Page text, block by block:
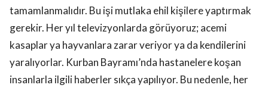
tamamlanmalıdır. Bu işi mutlaka ehil kişilere yaptırmak
gerekir. Her yıl televizyonlarda görüyoruz; acemi
kasaplar ya hayvanlara zarar veriyor ya da kendilerini
yaralıyorlar. Kurban Bayramı’nda hastanelere koşan
insanlarla ilgili haberler sıkça yapılıyor. Bu nedenle, her